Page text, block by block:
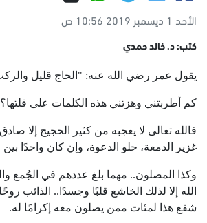
الأحد 1 ديسمبر 2019 10:56 ص
كتب: د. خالد حمدي
يقول عمر رضي الله عنه: "الحاج قليل
كم أطربتني وهزتني هذه الكلمات على
فالله تعالى لا يعجبه من كثير الحجيج إلا صادق
غزير الدمعة، حلو الدعوة، وإن كان واحدًا بين
وكذا المصلون.. مهما بلغ عددهم في الجُمع
الله إلا لذلك الخاشع قلبًا وجسدًا.. الذائب
شفع هذا لمئات ممن يصلون معه إكرامًا له.